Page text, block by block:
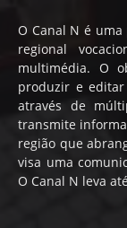
O Canal N é
regional
multimédia. O
produzir e editar
através de
transmite
região que
visa uma
O Canal N leva